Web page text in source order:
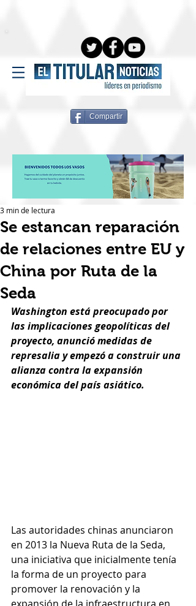
Compartir
Se estancan reparación
de relaciones entre EU y
China por Ruta de la
Seda
3 min de lectura
Washington está preocupado por
las implicaciones geopolíticas del
proyecto, anunció medidas de
represalia y empezó a construir una
alianza contra la expansión
económica del país asiático.
Las autoridades chinas anunciaron
en 2013 la Nueva Ruta de la Seda,
una iniciativa que inicialmente tenía
la forma de un proyecto para
promover la renovación y la